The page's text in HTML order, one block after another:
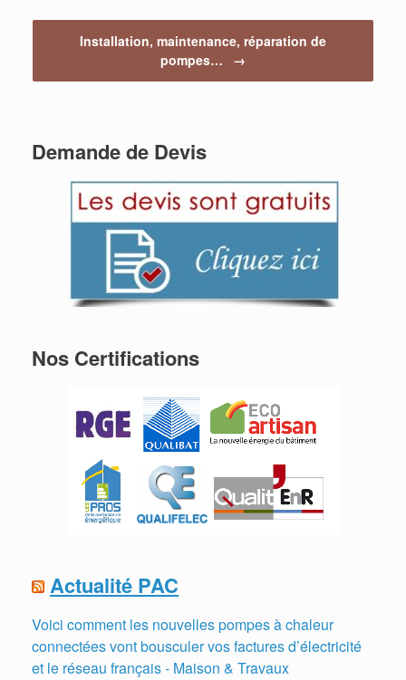
Installation, maintenance, réparation de
pompes…
→
Demande de Devis
Nos Certifications
Actualité PAC
Voici comment les nouvelles pompes à chaleur
connectées vont bousculer vos factures d’électricité
et le réseau français - Maison & Travaux